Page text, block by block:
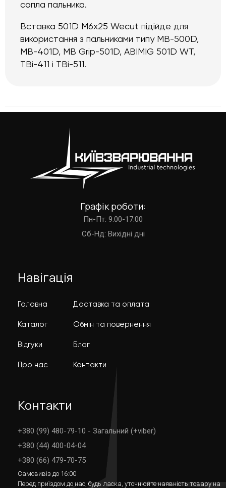
сопла пальника.
Вставка 501D M6x25 Wecut підійде для
використання з пальниками типу MB-500D,
МВ-401D, MB Grip-501D, ABIMIG 501D WT,
TBi-411 і TBi-511.
Графік роботи:
Пн-Пт: 9:00-17:00
Cб-Нд: Вихідні дні
Навігація
Головна
Каталог
Відгуки
Про нас
Доставка та оплата
Обмін та повернення
Блог
Контакти
Контакти
+380 (99) 480-79-10 - Загальний (+viber)
+380 (44) 400-04-04
+380 (66) 479-70-75
Самовивіз до 16:00
Перед приїздом до нас, будь ласка, уточнюйте наявність товару на